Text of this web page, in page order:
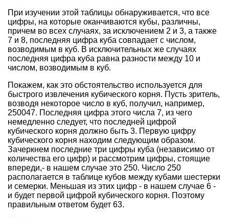
При изучении этой таблицы обнаруживается, что все
цифры, на которые оканчиваются кубы, различны,
причем во всех случаях, за исключением 2 и 3, а также
7 и 8, последняя цифра куба совпадает с числом,
возводимым в куб. В исключительных же случаях
последняя цифра куба равна разности между 10 и
числом, возводимым в куб.
Покажем, как это обстоятельство используется для
быстрого извлечения кубического корня. Пусть зритель,
возводя некоторое число в куб, получил, например,
250047. Последняя цифра этого числа 7, из чего
немедленно следует, что последней цифрой
кубического корня должно быть 3. Первую цифру
кубического корня находим следующим образом.
Зачеркнем последние три цифры куба (независимо от
количества его цифр) и рассмотрим цифры, стоящие
впереди,- в нашем случае это 250. Число 250
располагается в таблице кубов между кубами шестерки
и семерки. Меньшая из этих цифр - в нашем случае 6 -
и будет первой цифрой кубического корня. Поэтому
правильным ответом будет 63.